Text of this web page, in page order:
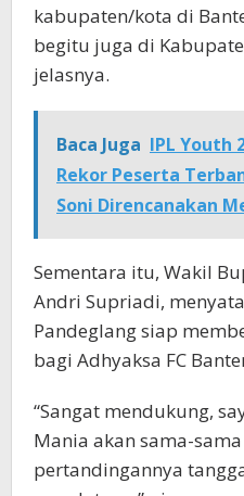
kabupaten/kota di
begitu juga di
jelasnya.
Baca Juga IPL Youth
Rekor Peserta
Soni Direncanakan
Sementara itu, Wakil
Andri Supriadi,
Pandeglang siap
bagi Adhyaksa FC
“Sangat mendukung,
Mania akan sama-
pertandingannya